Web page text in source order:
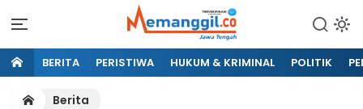
BERITA PERISTIWA HUKUM & KRIMINAL POLITIK
Berita